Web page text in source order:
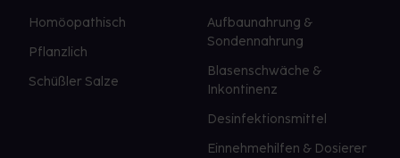
Homöopathisch
Pflanzlich
Schüßler Salze
Aufbaunahrung &
Sondennahrung
Blasenschwäche &
Inkontinenz
Desinfektionsmittel
Einnehmehilfen & Dosierer